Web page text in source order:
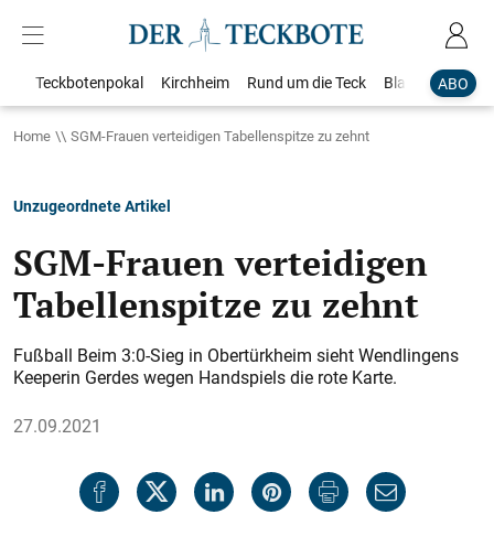
ABO
Teckbotenpokal Kirchheim Rund um die Teck Blaulicht
Home SGM-Frauen verteidigen Tabellenspitze zu zehnt
Unzugeordnete Artikel
SGM-Frauen verteidigen
Tabellenspitze zu zehnt
Fußball Beim 3:0-Sieg in Obertürkheim sieht Wendlingens
Keeperin Gerdes wegen Handspiels die rote Karte.
27.09.2021